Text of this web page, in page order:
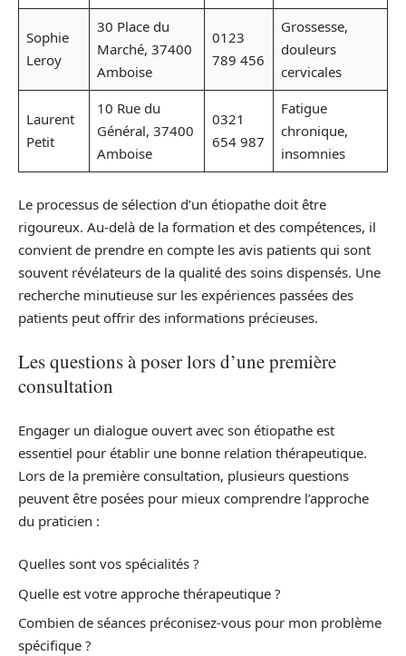
Sophie
Leroy
30 Place du
Marché, 37400
Amboise
0123
789 456
Grossesse,
douleurs
cervicales
Laurent
Petit
10 Rue du
Général, 37400
Amboise
0321
654 987
Fatigue
chronique,
insomnies
Le processus de sélection d’un étiopathe doit être
rigoureux. Au-delà de la formation et des compétences, il
convient de prendre en compte les avis patients qui sont
souvent révélateurs de la qualité des soins dispensés. Une
recherche minutieuse sur les expériences passées des
patients peut offrir des informations précieuses.
Les questions à poser lors d’une première
consultation
Engager un dialogue ouvert avec son étiopathe est
essentiel pour établir une bonne relation thérapeutique.
Lors de la première consultation, plusieurs questions
peuvent être posées pour mieux comprendre l’approche
du praticien :
Quelles sont vos spécialités ?
Quelle est votre approche thérapeutique ?
Combien de séances préconisez-vous pour mon problème
spécifique ?